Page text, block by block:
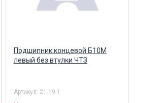
Подшипник концевой Б10М
левый без втулки ЧТЗ
Артикул: 21-19-1